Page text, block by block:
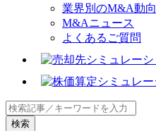
業界別のM&A動向
M&Aニュース
よくあるご質問